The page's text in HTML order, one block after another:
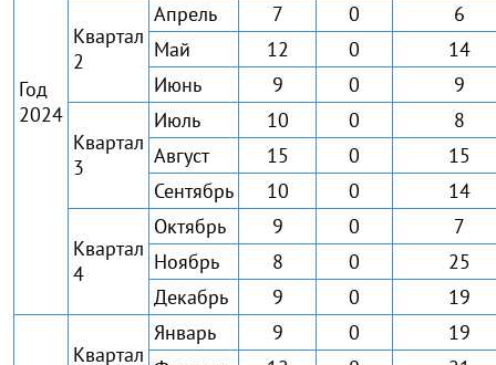
Год
2024
Квартал
2
Апрель 7 0
6
Май
12 0
14
Июнь
9 0 9
Квартал
3
Июль 10 0
8
Август
15 0
15
Сентябрь
10 0 14
Квартал
4
Октябрь 9 0
7
Ноябрь
8 0
25
Декабрь
9 0 19
Квартал
Январь 9 0
19